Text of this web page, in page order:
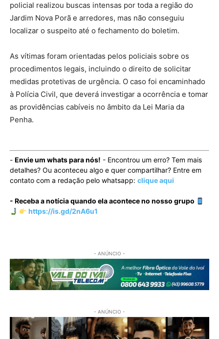
policial realizou buscas intensas por toda a região do
Jardim Nova Porã e arredores, mas não conseguiu
localizar o suspeito até o fechamento do boletim.
As vítimas foram orientadas pelos policiais sobre os
procedimentos legais, incluindo o direito de solicitar
medidas protetivas de urgência. O caso foi encaminhado
à Polícia Civil, que deverá investigar a ocorrência e tomar
as providências cabíveis no âmbito da Lei Maria da
Penha.
- Envie um whats para nós! - Encontrou um erro? Tem mais
detalhes? Ou aconteceu algo e quer compartilhar? Entre em
contato com a redação pelo whatsapp: clique aqui
- Receba a notícia quando ela acontece no nosso grupo
https://is.gd/2nA6u1
- ANÚNCIO -
- ANÚNCIO -